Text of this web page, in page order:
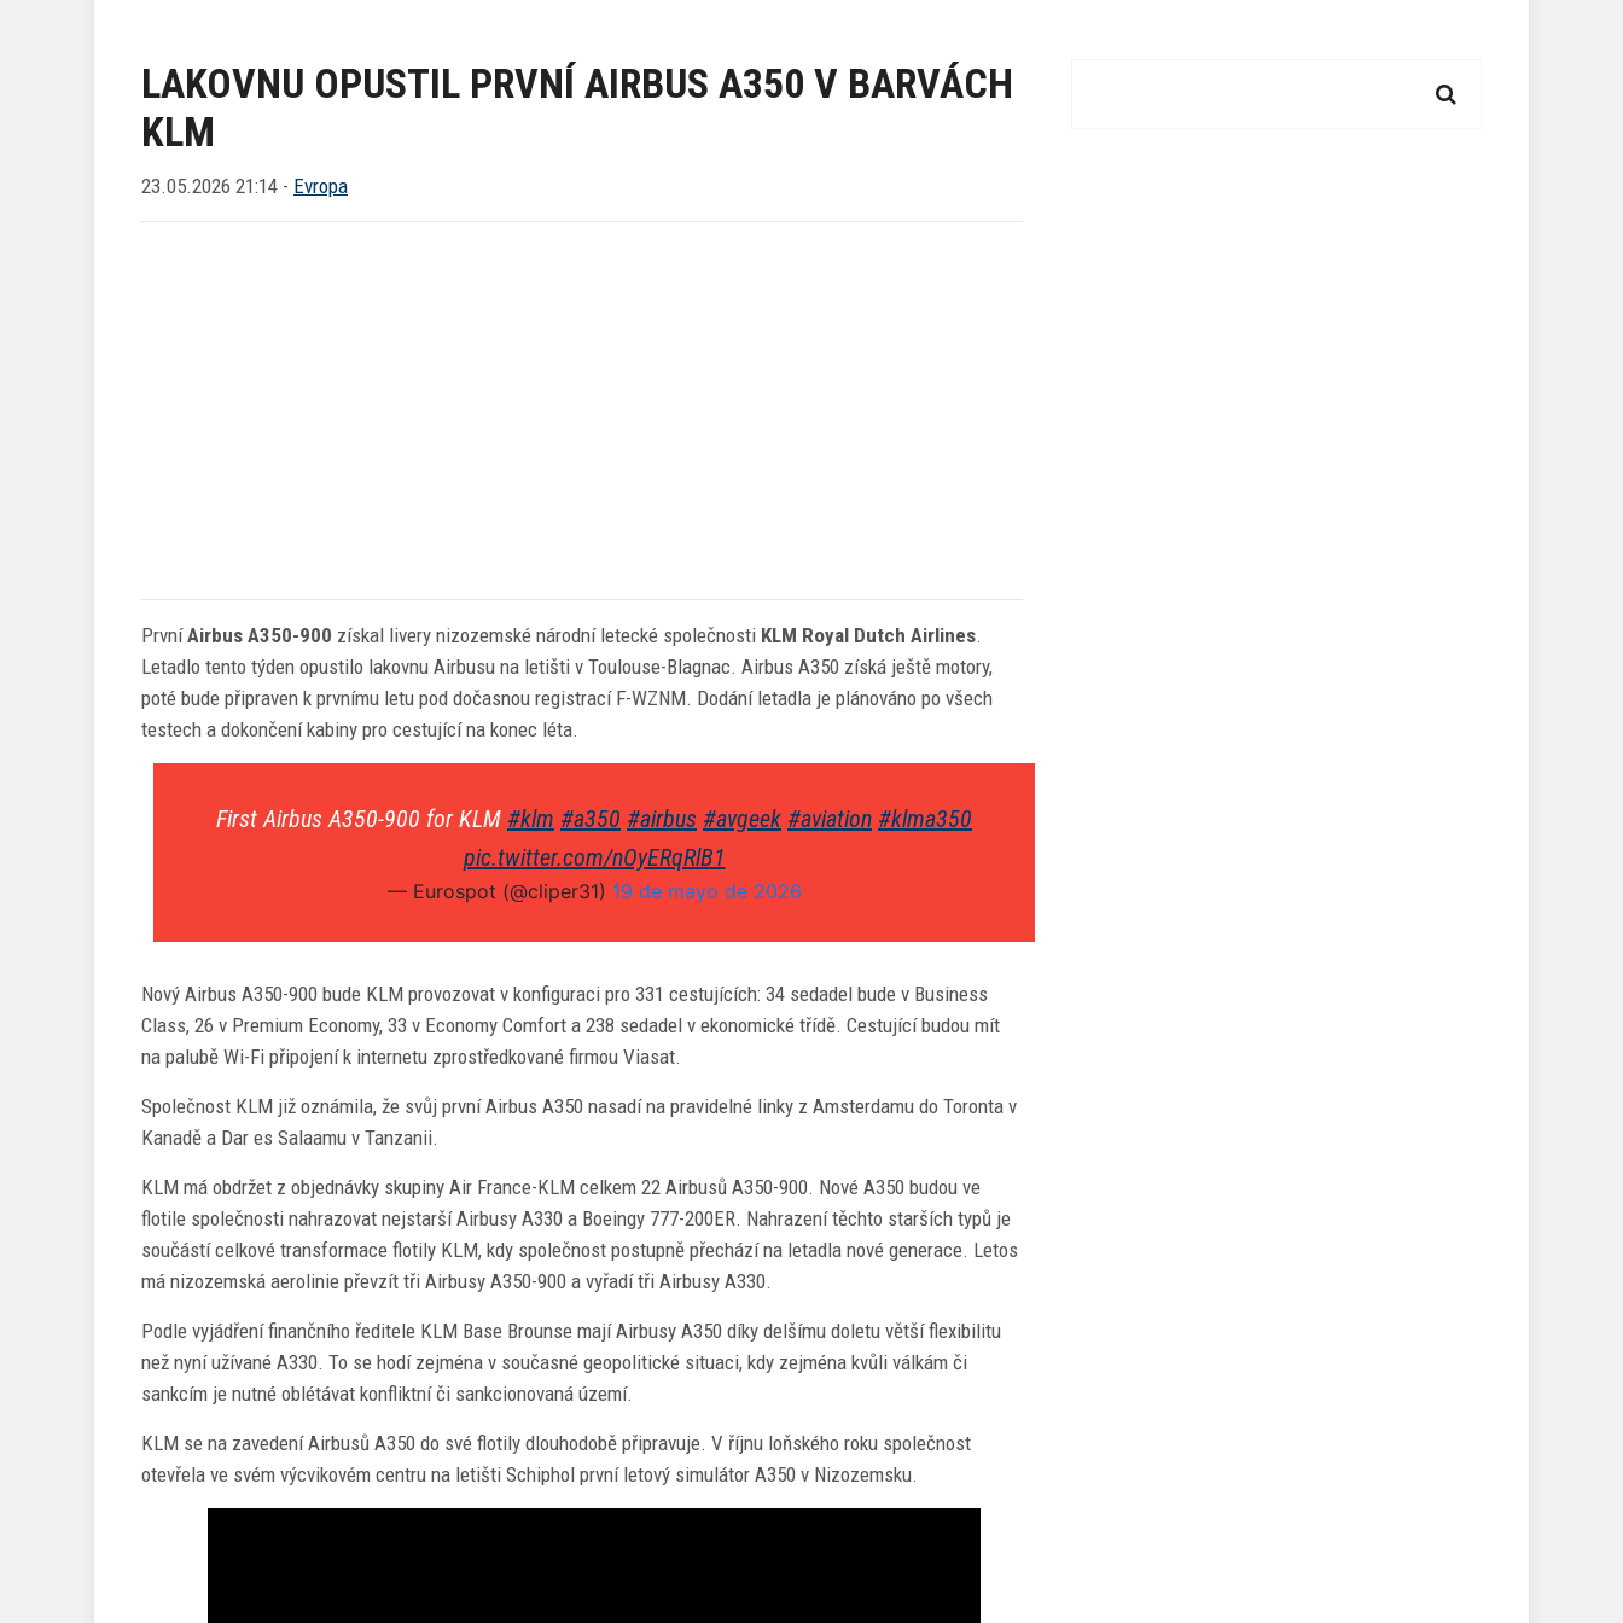
LAKOVNU OPUSTIL PRVNÍ AIRBUS A350 V BARVÁCH
KLM
23.05.2026 21:14 - Evropa
PrvníAirbus A350-900 získal livery nizozemské národní letecké společnosti KLM Royal Dutch Airlines.
Letadlo tento týden opustilo lakovnu Airbusu na letišti v Toulouse-Blagnac. Airbus A350 získá ještě motory,
poté bude připraven k prvnímu letu pod dočasnou registrací F-WZNM. Dodání letadla je plánováno po všech
testech a dokončení kabiny pro cestující na konec léta.
First Airbus A350-900 for KLM #klm #a350 #airbus #avgeek #aviation #klma350
pic.twitter.com/nOyERqRlB1
— Eurospot (@cliper31) 19 de mayo de 2026
Nový Airbus A350-900 bude KLM provozovat v konfiguraci pro 331 cestujících: 34 sedadel bude v Business
Class, 26 v Premium Economy, 33 v Economy Comfort a 238 sedadel v ekonomické třídě. Cestující budou mít
na palubě Wi-Fi připojení k internetu zprostředkované firmou Viasat.
Společnost KLM již oznámila, že svůj první Airbus A350 nasadí na pravidelné linky z Amsterdamu do Toronta v
Kanadě a Dar es Salaamu v Tanzanii.
KLM má obdržet z objednávky skupiny Air France-KLM celkem 22 Airbusů A350-900. Nové A350 budou ve
flotile společnosti nahrazovat nejstarší Airbusy A330 a Boeingy 777-200ER. Nahrazení těchto starších typů je
součástí celkové transformace flotily KLM, kdy společnost postupně přechází na letadla nové generace. Letos
má nizozemská aerolinie převzít tři Airbusy A350-900 a vyřadí tři Airbusy A330.
Podle vyjádření finančního ředitele KLM Base Brounse mají Airbusy A350 díky delšímu doletu větší flexibilitu
než nyní užívané A330. To se hodí zejména v současné geopolitické situaci, kdy zejména kvůli válkám či
sankcím je nutné oblétávat konfliktní či sankcionovaná území.
KLM se na zavedení Airbusů A350 do své flotily dlouhodobě připravuje. V říjnu loňského roku společnost
otevřela ve svém výcvikovém centru na letišti Schiphol první letový simulátor A350 v Nizozemsku.